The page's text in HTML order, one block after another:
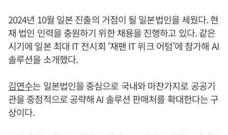
2024년 10월 일본 진출의 거점이 될 일본법인을 세웠다. 현
재 법인 인력을 충원하기 위한 채용을 진행하고 있다. 같은
시기에 일본 최대 IT 전시회 ‘재팬 IT 위크 어텀’에 참가해 AI
솔루션을 소개했다.
김연수는 일본법인을 중심으로 국내와 마찬가지로 공공기
관을 중점적으로 공략해 AI 솔루션 판매처를 확대한다는 구
상이다.